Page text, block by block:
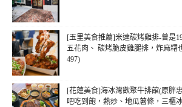
[玉里美食推薦]米達碳烤雞排-曾是
五花肉、 碳烤脆皮雞腿排，炸麻糬
497)
[花蓮美食]海冰灣歡聚牛排館(原胖
吧吃到飽，熱炒、地瓜薯條，三櫃